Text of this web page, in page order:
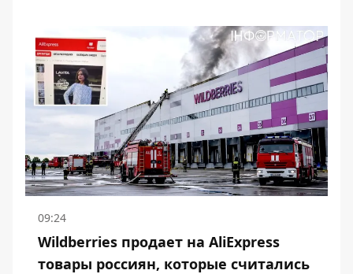
09:24
Wildberries продает на AliExpress
товары россиян, которые считались